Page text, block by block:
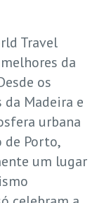
Travel
da
os
Madeira e
urbana
de Porto,
um lugar